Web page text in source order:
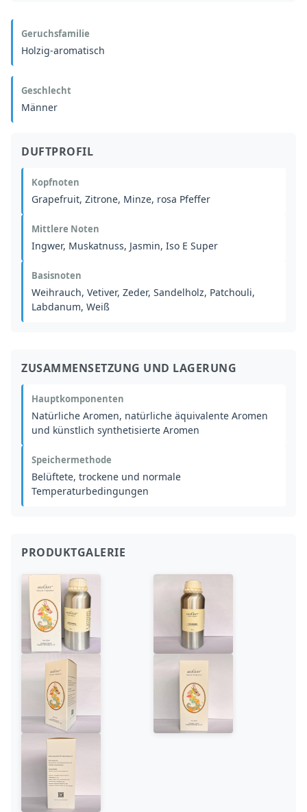
Geruchsfamilie
Holzig-aromatisch
Geschlecht
Männer
DUFTPROFIL
Kopfnoten
Grapefruit, Zitrone, Minze, rosa Pfeffer
Mittlere Noten
Ingwer, Muskatnuss, Jasmin, Iso E Super
Basisnoten
Weihrauch, Vetiver, Zeder, Sandelholz, Patchouli,
Labdanum, Weiß
ZUSAMMENSETZUNG UND LAGERUNG
Hauptkomponenten
Natürliche Aromen, natürliche äquivalente Aromen
und künstlich synthetisierte Aromen
Speichermethode
Belüftete, trockene und normale
Temperaturbedingungen
PRODUKTGALERIE